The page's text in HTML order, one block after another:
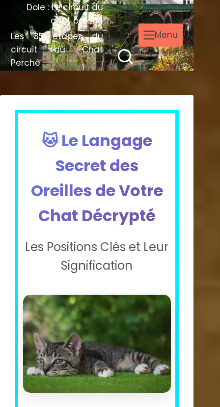
Dole : Le circuit du
chat perché
Les 35 étapes du
circuit du Chat
Perché
Menu
🐱 Le Langage
Secret des
Oreilles de Votre
Chat Décrypté
Les Positions Clés et Leur
Signification